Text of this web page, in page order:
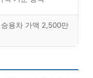
용차 가액 2,500만